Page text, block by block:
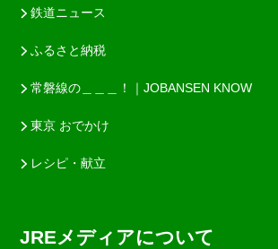
鉄道ニュース
ふるさと納税
常磐線の＿＿＿！｜JOBANSEN KNOW
東京 おでかけ
レシピ・献立
JREメディアについて